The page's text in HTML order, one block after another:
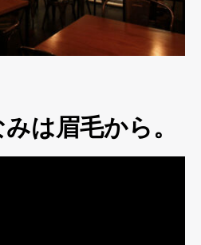
は眉毛から。